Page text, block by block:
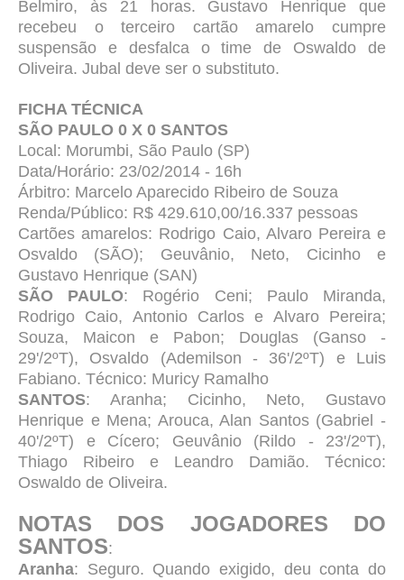
Belmiro, às 21 horas. Gustavo Henrique que
recebeu o terceiro cartão amarelo cumpre
suspensão e desfalca o time de Oswaldo de
Oliveira. Jubal deve ser o substituto.
FICHA TÉCNICA
SÃO PAULO 0 X 0 SANTOS
Local: Morumbi, São Paulo (SP)
Data/Horário: 23/02/2014 - 16h
Árbitro: Marcelo Aparecido Ribeiro de Souza
Renda/Público: R$ 429.610,00/16.337 pessoas
Cartões amarelos: Rodrigo Caio, Alvaro Pereira e
Osvaldo (SÃO); Geuvânio, Neto, Cicinho e
Gustavo Henrique (SAN)
SÃO PAULO: Rogério Ceni; Paulo Miranda,
Rodrigo Caio, Antonio Carlos e Alvaro Pereira;
Souza, Maicon e Pabon; Douglas (Ganso -
29'/2ºT), Osvaldo (Ademilson - 36'/2ºT) e Luis
Fabiano. Técnico: Muricy Ramalho
SANTOS: Aranha; Cicinho, Neto, Gustavo
Henrique e Mena; Arouca, Alan Santos (Gabriel -
40'/2ºT) e Cícero; Geuvânio (Rildo - 23'/2ºT),
Thiago Ribeiro e Leandro Damião. Técnico:
Oswaldo de Oliveira.
NOTAS DOS JOGADORES DO
SANTOS:
Aranha: Seguro. Quando exigido, deu conta do